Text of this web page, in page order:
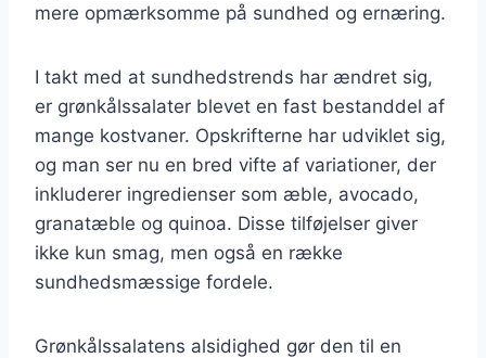
mere opmærksomme på sundhed og ernæring.
I takt med at sundhedstrends har ændret sig,
er grønkålssalater blevet en fast bestanddel af
mange kostvaner. Opskrifterne har udviklet sig,
og man ser nu en bred vifte af variationer, der
inkluderer ingredienser som æble, avocado,
granatæble og quinoa. Disse tilføjelser giver
ikke kun smag, men også en række
sundhedsmæssige fordele.
Grønkålssalatens alsidighed gør den til en